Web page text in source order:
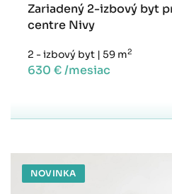
Zariadený 2-izbový byt
centre Nivy
2 - izbový byt | 59 m2
630 € /mesiac
NOVINKA